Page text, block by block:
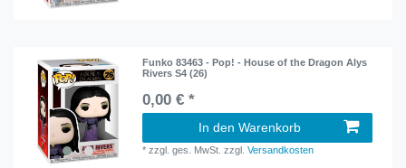
Funko 83463 - Pop! - House of the Dragon Alys
Rivers S4 (26)
0,00 € *
In den Warenkorb
*zzgl. ges. MwSt. zzgl.Versandkosten